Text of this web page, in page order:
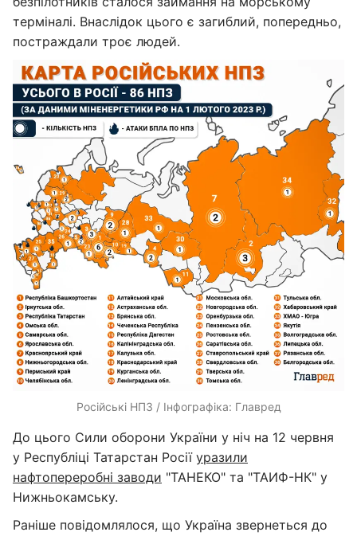
терміналі. Внаслідок цього є загиблий, попередньо,
постраждали троє людей.
Російські НПЗ / Інфографіка: Главред
До цього Сили оборони України у ніч на 12 червня
у Республіці Татарстан Росії уразили
нафтопереробні заводи "ТАНЕКО" та "ТАИФ-НК" у
Нижньокамську.
Раніше повідомлялося, що Україна звернеться до